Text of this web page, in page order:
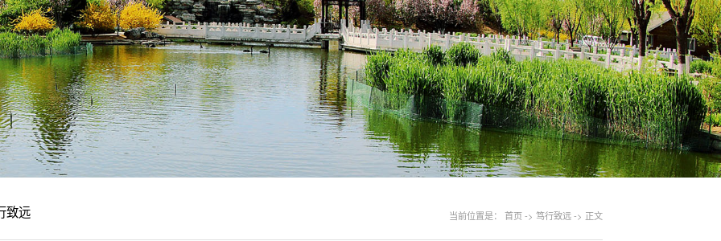
致远 当前位置是： 首页-> 笃行致远-> 正文